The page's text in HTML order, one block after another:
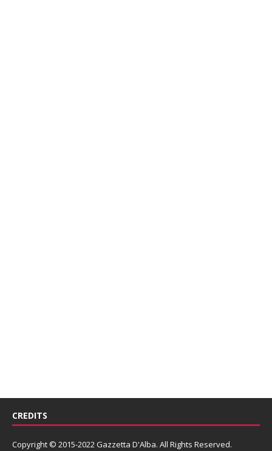
CREDITS
Copyright © 2015-2022 Gazzetta D'Alba. All Rights Reserved.